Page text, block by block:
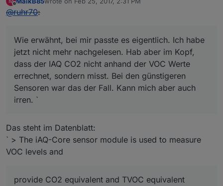
Offline last edited by
@ruhr70:
Wie erwähnt, bei mir passte es eigentlich. Ich habe
jetzt nicht mehr nachgelesen. Hab aber im Kopf,
dass der IAQ CO2 nicht anhand der VOC Werte
errechnet, sondern misst. Bei den günstigeren
Sensoren war das der Fall. Kann mich aber auch
irren. `
Das steht im Datenblatt:
` > The iAQ-Core sensor module is used to measure
VOC levels and
provide CO2 equivalent and TVOC equivalent